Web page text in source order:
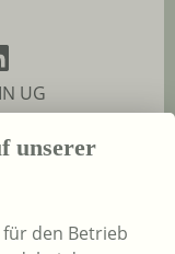
UG
unserer
den Betrieb